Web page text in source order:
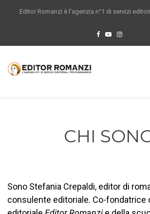
Editor Romanzi è l'agenzia n°1 di servizi
CHI
Sono Stefania Crepaldi, editor di
consulente editoriale. Co-fondatrice